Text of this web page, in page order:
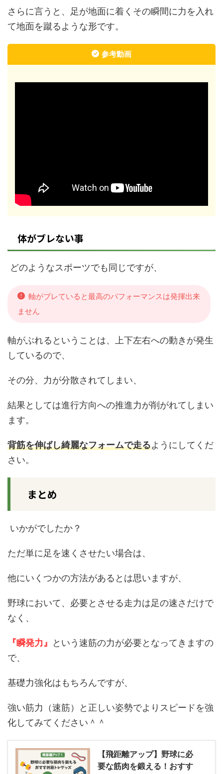
さらに言うと、足が地面に着くその瞬間に力を入れ
て地面を蹴るような形です。
参考動画
体がブレない事
どのようなスポーツでも同じですが、
軸がブレていると最高のパフォーマンスは発揮出来
ません
軸がぶれるということは、上下左右への動きが発生
しているので、
その分、力が分散されてしまい、
結果としては進行方向への推進力が削がれてしまい
ます。
背筋を伸ばし綺麗なフォームで走るようにしてくだ
さい。
まとめ
いかがでしたか？
ただ単に足を速くさせたい場合は、
他にいくつかの方法があるとは思いますが、
野球において、必要とさせる走力は足の速さだけで
なく、
『瞬発力』
という速筋の力が必要となってきますの
で、
基礎力強化はもちろんですが、
強い筋力（速筋）と正しい姿勢でよりスピードを強
化してみてください＾＾
【飛距離アップ】野球に必
要な筋肉を鍛える！おすす